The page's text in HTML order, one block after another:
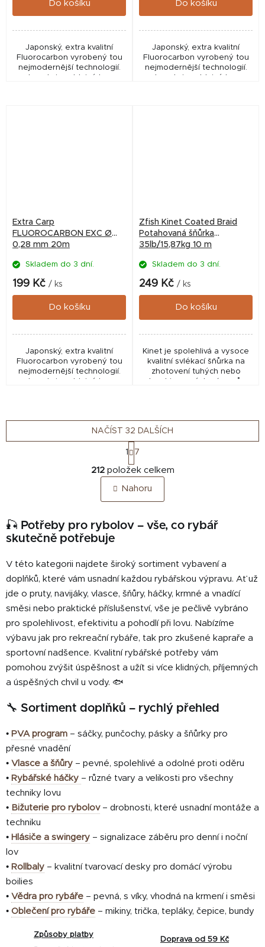
Do košíku
Japonský, extra kvalitní
Fluorocarbon vyrobený tou
nejmodernější technologií.
Do košíku
Japonský, extra kvalitní
Fluorocarbon vyrobený tou
nejmodernější technologií.
Extra Carp
FLUOROCARBON EXC Ø
0,28 mm 20m
Skladem do 3 dní.
199 Kč / ks
Do košíku
Japonský, extra kvalitní
Fluorocarbon vyrobený tou
nejmodernější technologií.
Zfish Kinet Coated Braid
Potahovaná šňůrka
35lb/15,87kg 10 m
Skladem do 3 dní.
249 Kč / ks
Do košíku
Kinet je spolehlivá a vysoce
kvalitní svlékací šňůrka na
zhotovení tuhých nebo
O
v
l
á
a
í
p
r
v
k
y
v
ý
p
NAČÍST 32 DALŠÍCH
S
t
r
á
n
k
v
í
1 7
212položek celkem
Nahoru
🎣 Potřeby pro rybolov – vše, co rybář
skutečně potřebuje
V této kategorii najdete široký sortiment vybavení a
doplňků, které vám usnadní každou rybářskou výpravu. Ať už
jde o pruty, navijáky, vlasce, šňůry, háčky, krmné a vnadící
směsi nebo praktické příslušenství, vše je pečlivě vybráno
pro spolehlivost, efektivitu a pohodlí při lovu. Nabízíme
výbavu jak pro rekreační rybáře, tak pro zkušené kapraře a
sportovní nadšence. Kvalitní rybářské potřeby vám
pomohou zvýšit úspěšnost a užít si více klidných, příjemných
a úspěšných chvil u vody. 🐟
🔧 Sortiment doplňků – rychlý přehled
• PVA program – sáčky, punčochy, pásky a šňůrky pro
přesné vnadění
• Vlasce a šňůry – pevné, spolehlivé a odolné proti oděru
• Rybářské háčky – různé tvary a velikosti pro všechny
techniky lovu
• Bižuterie pro rybolov– drobnosti, které usnadní montáže a
techniku
• Hlásiče a swingery – signalizace záběru pro denní i noční
lov
• Rollbaly – kvalitní tvarovací desky pro domácí výrobu
boilies
• Vědra pro rybáře – pevná, s víky, vhodná na krmení i směsi
• Oblečení pro rybáře – mikiny, trička, tepláky, čepice, bundy
Způsoby platby
Doprava od 59 Kč